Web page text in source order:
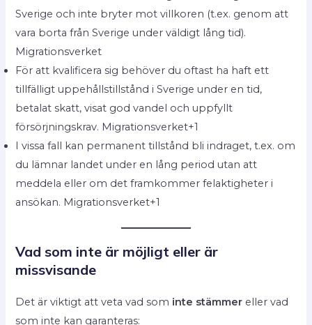
Sverige och inte bryter mot villkoren (t.ex. genom att
vara borta från Sverige under väldigt lång tid).
Migrationsverket
För att kvalificera sig behöver du oftast ha haft ett
tillfälligt uppehållstillstånd i Sverige under en tid,
betalat skatt, visat god vandel och uppfyllt
försörjningskrav. Migrationsverket+1
I vissa fall kan permanent tillstånd bli indraget, t.ex. om
du lämnar landet under en lång period utan att
meddela eller om det framkommer felaktigheter i
ansökan. Migrationsverket+1
Vad som inte är möjligt eller är
missvisande
Det är viktigt att veta vad som inte stämmer eller vad
som inte kan garanteras: